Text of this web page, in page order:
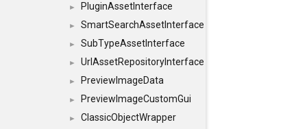
► PluginAssetInterface
► SmartSearchAssetInterface
► SubTypeAssetInterface
► UrlAssetRepositoryInterface
► PreviewImageData
► PreviewImageCustomGui
► ClassicObjectWrapper